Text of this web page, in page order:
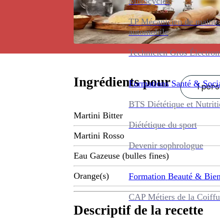
TP Mécanicien de
automobile
Technicien Gros
Formations Santé &
BTS Diététique et
Diététique du sport
Devenir sophrologue
Formation Beauté &
CAP Métiers de la
Ingrédients pour 1
Martini Bitter
Martini Rosso
Eau Gazeuse (bulles fines)
Orange(s)
Descriptif de la recette